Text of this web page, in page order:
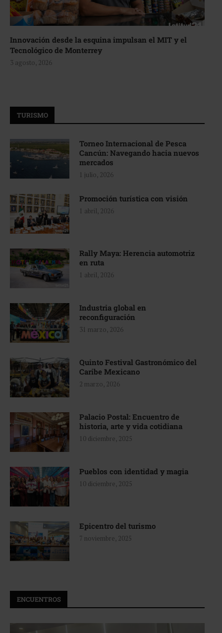
Innovación desde la esquina impulsan el MIT y el
Tecnológico de Monterrey
3 agosto, 2026
TURISMO
Torneo Internacional de Pesca
Cancún: Navegando hacia nuevos
mercados
1 julio, 2026
Promoción turística con visión
1 abril, 2026
Rally Maya: Herencia automotriz
en ruta
1 abril, 2026
Industria global en
reconfiguración
31 marzo, 2026
Quinto Festival Gastronómico del
Caribe Mexicano
2 marzo, 2026
Palacio Postal: Encuentro de
historia, arte y vida cotidiana
10 diciembre, 2025
Pueblos con identidad y magia
10 diciembre, 2025
Epicentro del turismo
7 noviembre, 2025
ENCUENTROS